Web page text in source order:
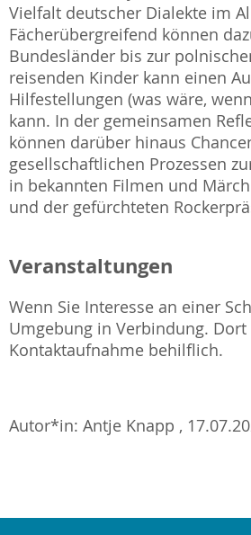
Vielfalt deutscher Dialekte im
Fächerübergreifend können
Bundesländer bis zur
reisenden Kinder kann einen
Hilfestellungen (was wäre,
kann. In der gemeinsamen
können darüber hinaus
gesellschaftlichen Prozessen
in bekannten Filmen und
und der gefürchteten
Veranstaltungen
Wenn Sie Interesse an einer
Umgebung in Verbindung.
Kontaktaufnahme behilflich.
Autor*in: Antje Knapp ,